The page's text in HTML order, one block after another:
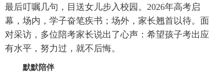
旅游 理财 政务 教育
看天下 晋月读 最太原 网罗民生
最后叮嘱几句，目送女儿步入校园。2026年高考启
幕，场内，学子奋笔疾书；场外，家长翘首以待。面
对采访，多位陪考家长说出了心声：希望孩子考出应
有水平，努力过，就不后悔。
默默陪伴